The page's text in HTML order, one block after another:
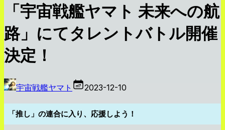
「宇宙戦艦ヤマト 未来への航
路」にてタレントバトル開催
決定！
宇宙戦艦ヤマト 2023-12-10
「推し」の連合に入り、応援しよう！